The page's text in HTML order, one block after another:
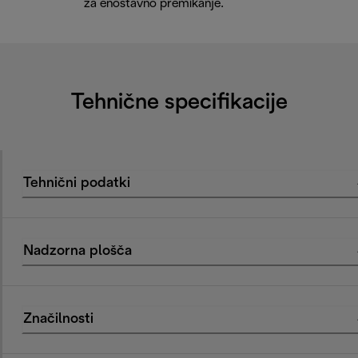
za enostavno premikanje.
Tehnične specifikacije
Tehnični podatki
Nadzorna plošča
Značilnosti